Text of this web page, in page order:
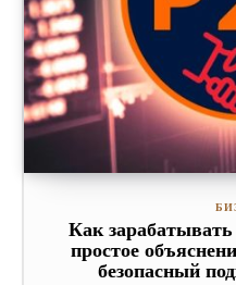
Как
простое
безопасный